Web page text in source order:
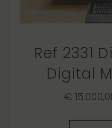
Ref 2331
Digital
€